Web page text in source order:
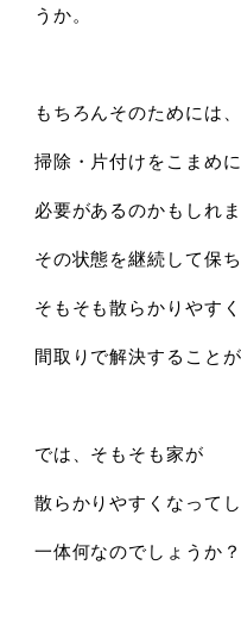
うか。
もちろんそのためには、
掃除・片付けをこまめ
必要があるのかもしれま
その状態を継続して保
そもそも散らかりやす
間取りで解決すること
では、そもそも家が
散らかりやすくなって
一体何なのでしょうか？